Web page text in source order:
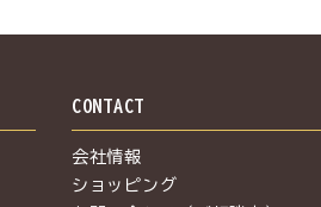
CONTACT
会社情報
ショッピング